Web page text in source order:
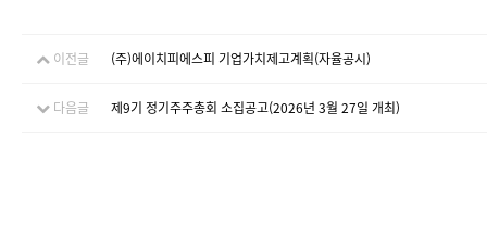
이전글 (주)에이치피에스피 기업가치제고계획(자율공시)
다음글 제9기 정기주주총회 소집공고(2026년 3월 27일 개최)